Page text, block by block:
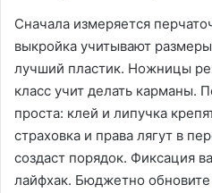
Сначала измеряется
выкройка учитывают
лучший пластик. Ножницы
класс учит делать карманы.
проста: клей и липучка
страховка и права лягут в
создаст порядок. Фиксация
лайфхак. Бюджетно